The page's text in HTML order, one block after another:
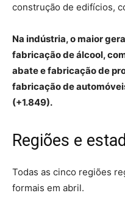
construção de edifícios,
Na indústria, o maior
fabricação de álcool,
abate e fabricação de
fabricação de
(+1.849).
Regiões e
Todas as cinco regiões
formais em abril.